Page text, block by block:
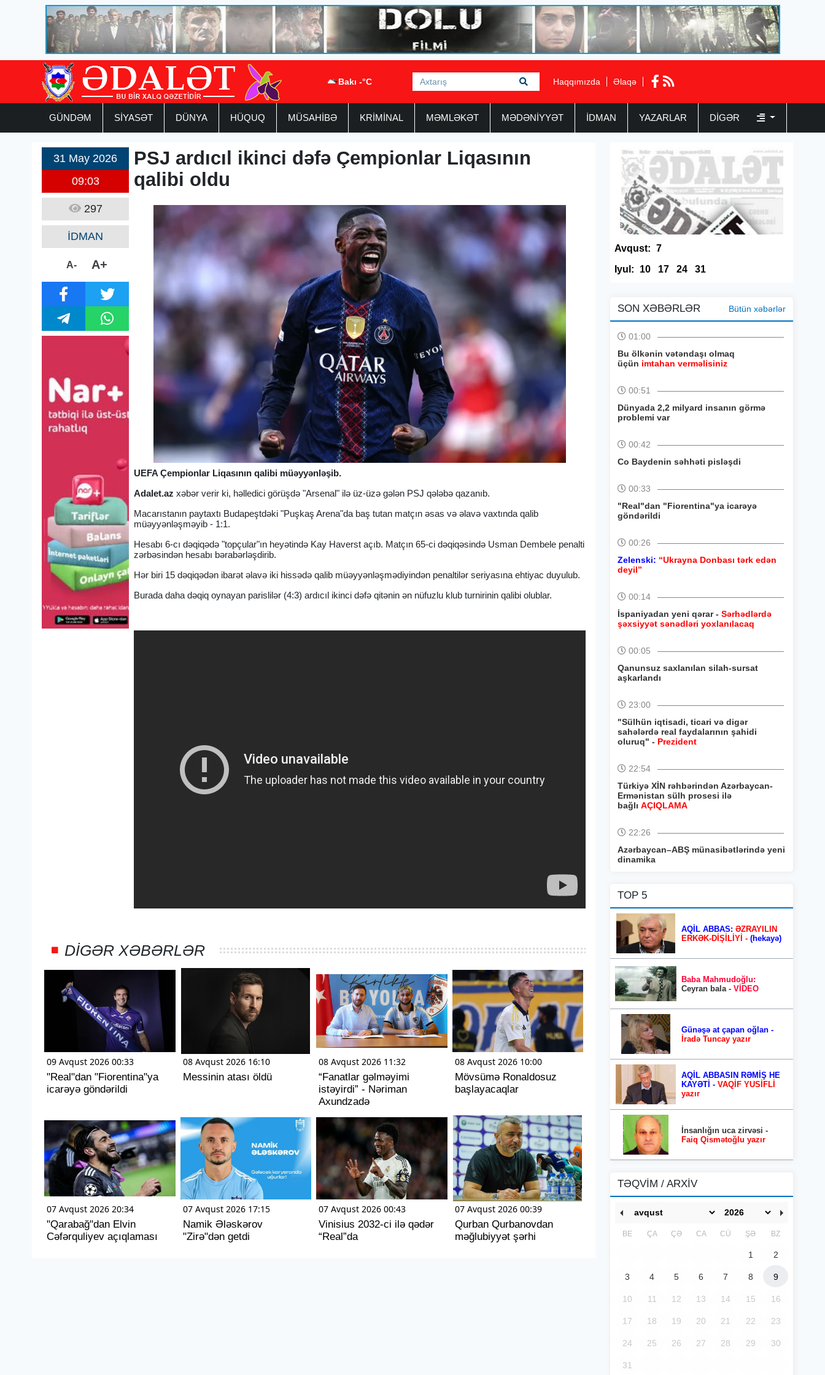
Bakı -°C Haqqımızda Əlaqə
GÜNDƏM SİYASƏT DÜNYA HÜQUQ MÜSAHİBƏ KRİMİNAL MƏMLƏKƏT MƏDƏNİYYƏT İDMAN YAZARLAR DIGƏR
31 May 2026
09:03
297
İDMAN
A- A+
PSJ ardıcıl ikinci dəfə Çempionlar Liqasının
qalibi oldu
UEFA Çempionlar Liqasının qalibi müəyyənləşib.
Adalet.azxəbər verir ki, həlledici görüşdə "Arsenal" ilə üz-üzə gələn PSJ qələbə qazanıb.
Macarıstanın paytaxtı Budapeştdəki "Puşkaş Arena"da baş tutan matçın əsas və əlavə vaxtında qalib
müəyyənləşməyib - 1:1.
Hesabı 6-cı dəqiqədə "topçular"ın heyətində Kay Haverst açıb. Matçın 65-ci dəqiqəsində Usman Dembele penalti
zərbəsindən hesabı bərabərləşdirib.
Hər biri 15 dəqiqədən ibarət əlavə iki hissədə qalib müəyyənləşmədiyindən penaltilər seriyasına ehtiyac duyulub.
Burada daha dəqiq oynayan parislilər (4:3) ardıcıl ikinci dəfə qitənin ən nüfuzlu klub turnirinin qalibi olublar.
DIGƏR XƏBƏRLƏR
09 Avqust 2026 00:33
"Real"dan "Fiorentina"ya
icarəyə göndərildi
08 Avqust 2026 16:10
Messinin atası öldü
08 Avqust 2026 11:32
“Fanatlar gəlməyimi
istəyirdi” - Nəriman
Axundzadə
08 Avqust 2026 10:00
Mövsümə Ronaldosuz
başlayacaqlar
07 Avqust 2026 20:34
"Qarabağ"dan Elvin
Cəfərquliyev açıqlaması
07 Avqust 2026 17:15
Namik Ələskərov
"Zirə"dən getdi
07 Avqust 2026 00:43
Vinisius 2032-ci ilə qədər
“Real”da
07 Avqust 2026 00:39
Qurban Qurbanovdan
məğlubiyyət şərhi
Avqust: 7
Iyul:
10 17 24 31
SON XƏBƏRLƏR Bütün xəbərlər
01:00
Bu ölkənin vətəndaşı olmaq
üçün imtahan verməlisiniz
00:51
Dünyada 2,2 milyard insanın görmə
problemi var
00:42
Co Baydenin səhhəti pisləşdi
00:33
"Real"dan "Fiorentina"ya icarəyə
göndərildi
00:26
Zelenski: “Ukrayna Donbası tərk edən
deyil”
00:14
İspaniyadan yeni qərar - Sərhədlərdə
şəxsiyyət sənədləri yoxlanılacaq
00:05
Qanunsuz saxlanılan silah-sursat
aşkarlandı
23:00
"Sülhün iqtisadi, ticari və digər
sahələrdə real faydalarının şahidi
oluruq" - Prezident
22:54
Türkiyə XİN rəhbərindən Azərbaycan-
Ermənistan sülh prosesi ilə
bağlı AÇIQLAMA
22:26
Azərbaycan–ABŞ münasibətlərində yeni
dinamika
TOP 5
AQİL ABBAS: ƏZRAYILIN
ERKƏK-DİŞİLİYİ - (hekayə)
Baba Mahmudoğlu:
Ceyran bala - VİDEO
Günəşə at çapan oğlan -
İradə Tuncay yazır
AQİL ABBASIN RƏMİŞ HE
KAYƏTİ - VAQİF YUSİFLİ
yazır
İnsanlığın uca zirvəsi -
Faiq Qismətoğlu yazır
TƏQVİM / ARXİV
BE ÇA ÇƏ CA CÜ ŞƏ BZ
1 2
3 4 5 6 7 8 9
10 11 12 13 14 15 16
17 18 19 20 21 22 23
24 25 26 27 28 29 30
31